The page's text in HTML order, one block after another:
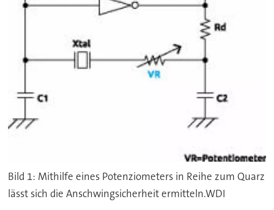
Bild 1: Mithilfe eines Potenziometers in Reihe zum Quarz
lässt sich die Anschwingsicherheit ermitteln.WDI